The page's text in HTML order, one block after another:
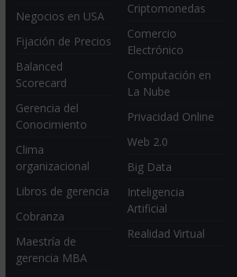
Negocios en USA
Fijación de Precios
Balanced
Scorecard
Gerencia del
Conocimiento
Clima
organizacional
Libros de gerencia
Cobranza
Maestría de
gerencia MBA
Criptomonedas
Comercio
Electrónico
Computación en
La Nube
Privacidad Online
Web 2.0
Big Data
Inteligencia
Artificial
Realidad Virtual